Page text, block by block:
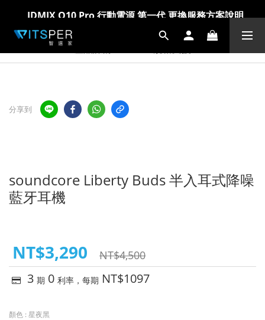
爸氣科技禮物節!精選科技好物5折起 >> 馬上選購
IDMIX Q10 Pro 行動電源 第一代 更換服務方案說明
分享到
soundcore Liberty Buds 半入耳式降噪
藍牙耳機
NT$4,500
NT$3,290
3 期 0 利率，每期 NT$1097
顏色 : 星夜黑